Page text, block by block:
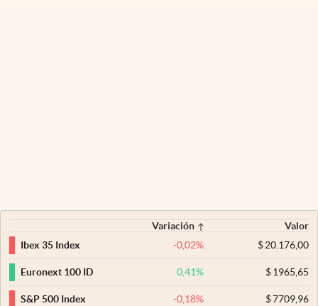
Variación
Valor
Ibex 35 Index
-0,02% $20.176,00
Euronext 100 ID 0,41% $1965,65
S&P 500 Index -0,18% $7709,96